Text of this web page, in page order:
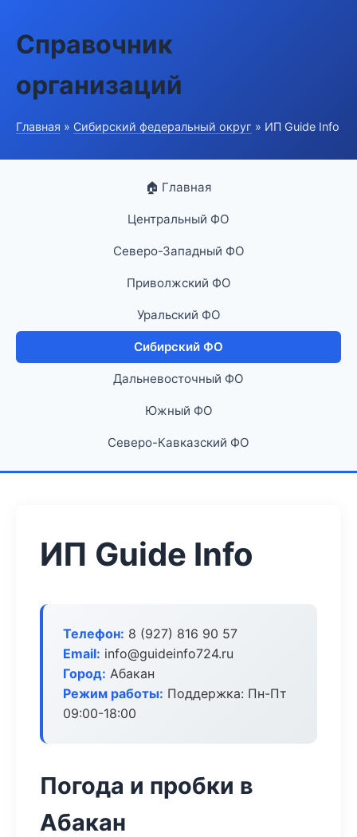
Справочник
организаций
Главная » Сибирский федеральный округ » ИП Guide Info
🏠 Главная
Центральный ФО
Северо-Западный ФО
Приволжский ФО
Уральский ФО
Сибирский ФО
Дальневосточный ФО
Южный ФО
Северо-Кавказский ФО
ИП Guide Info
Телефон: 8 (927) 816 90 57
Email: info@guideinfo724.ru
Город: Абакан
Режим работы: Поддержка: Пн-Пт
09:00-18:00
Погода и пробки в
Абакан